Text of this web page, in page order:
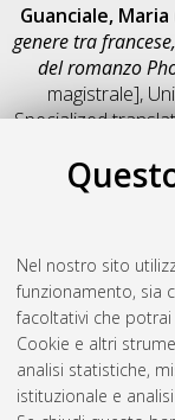
Nel nostro sito
funzionamento, sia
facoltativi che
Cookie e altri
analisi statistiche,
istituzionale e
Guanciale, Maria
genere tra
del romanzo
magistrale],
Specialized
Il full-text non è